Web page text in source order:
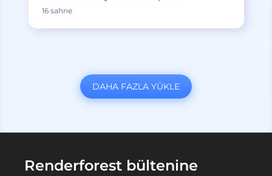
16 sahne
DAHA FAZLA YÜKLE
Renderforest bültenine